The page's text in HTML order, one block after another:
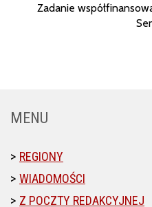
Zadanie
MENU
REGIONY
WIADOMOŚCI
Z POCZTY REDAKCYJNEJ